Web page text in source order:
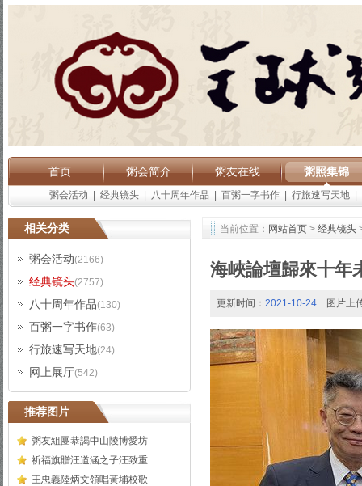
首页 粥会简介 粥友在线 粥照集锦
粥会活动 经典镜头 八十周年作品 百粥一字书作 行旅速写天地
相关分类
粥会活动(2166)
经典镜头(2757)
八十周年作品(130)
百粥一字书作(63)
行旅速写天地(24)
网上展厅(542)
推荐图片
粥友組團恭謁中山陵博愛坊
祈福旗贈汪道涵之子汪致重
王忠義陸炳文領唱黃埔校歌
当前位置： 网站首页 > 经典镜头
海峽論壇歸來十年
更新时间： 2021-10-24 图片上